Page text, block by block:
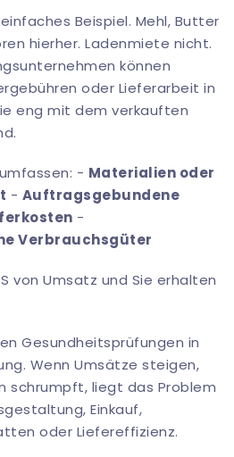
Beispiel. Mehl, Butter
hierher. Ladenmiete nicht.
können
oder Lieferarbeit in
eng mit dem verkauften
- Materialien oder
- Auftragsgebundene
-
Verbrauchsgüter
von Umsatz und Sie erhalten
Gesundheitsprüfungen in
Wenn Umsätze steigen,
schrumpft, liegt das Problem
Einkauf,
oder Liefereffizienz.